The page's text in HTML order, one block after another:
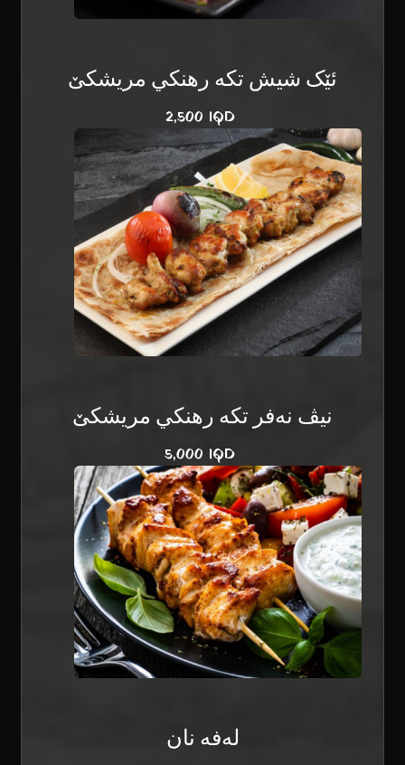
ئێک شیش تکە رهنكي مریشكێ
2,500 IQD
نيڤ نەفر تکە رهنكي مریشكێ
5,000 IQD
لەفە نان